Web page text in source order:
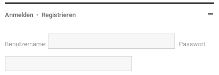
Anmelden • Registrieren
Benutzername: Passwort: